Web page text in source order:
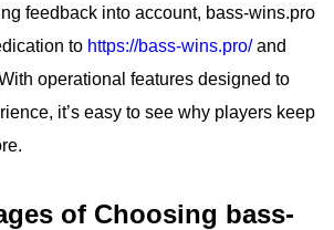
feedback into account, bass-wins.pro
to https://bass-wins.pro/and
operational features designed to
it’s easy to see why players keep
of Choosing bass-